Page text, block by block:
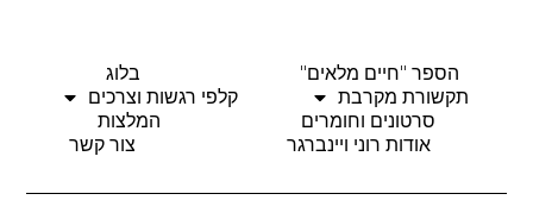
הספר "חיים מלאים"
בלוג
תקשורת מקרבת
קלפי רגשות וצרכים
סרטונים וחומרים
המלצות
אודות רוני ויינברגר
צור קשר